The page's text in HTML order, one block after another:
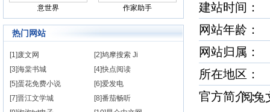
意世界 作家助手
热门网站
[1]废文网
[2]鸠摩搜索 Ji
[3]海棠书城
[4]快点阅读
[5]蛋花免费小说
[6]爱发电
[7]晋江文学城
[8]番茄畅听
建站时间
网站年龄：
网站归属：
所在地区
官方简介
阅兔